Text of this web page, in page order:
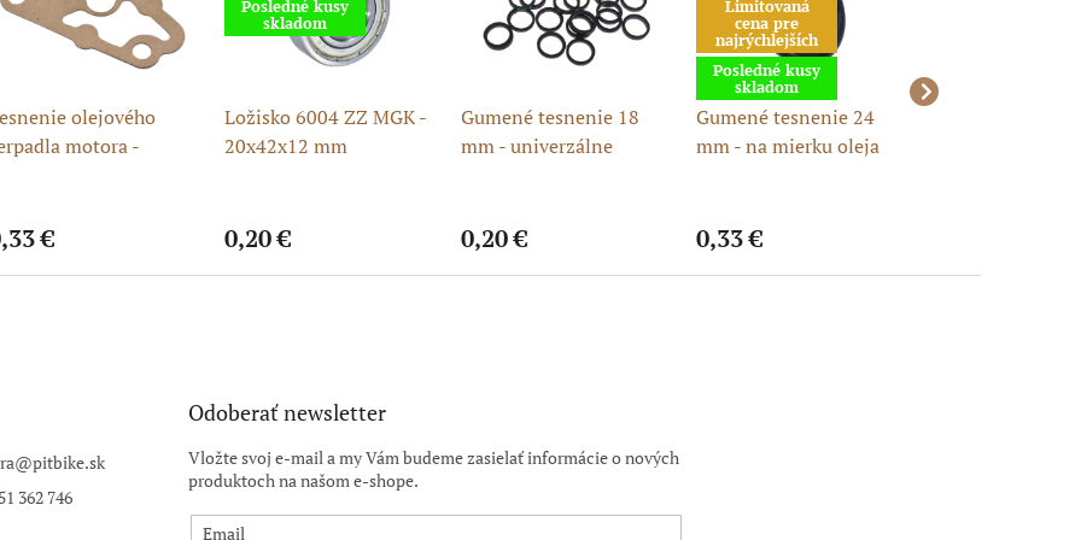
olejového
motora -
€
Posledné kusy
skladom
Ložisko 6004 ZZ MGK -
20x42x12 mm
0,20 €
Gumené tesnenie 18
mm - univerzálne
0,20 €
Limitovaná
cena pre
najrýchlejších
Posledné kusy
skladom
Gumené tesnenie 24
mm - na mierku oleja
0,33 €
@pitbike.sk
362 746
Odoberať newsletter
Vložte svoj e-mail a my Vám budeme zasielať informácie o nových
produktoch na našom e-shope.
Email